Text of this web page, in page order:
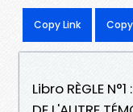
Copy Link
Libro RÈGLE